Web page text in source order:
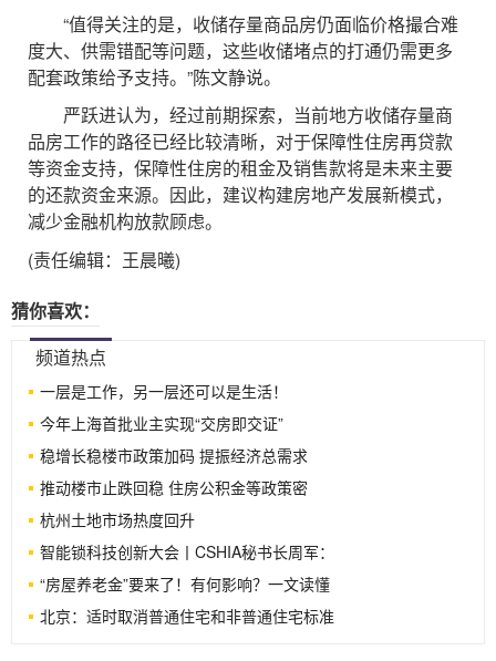
“值得关注的是，收储存量商品房仍面临价格撮合难
度大、供需错配等问题，这些收储堵点的打通仍需更多
配套政策给予支持。”陈文静说。
严跃进认为，经过前期探索，当前地方收储存量商
品房工作的路径已经比较清晰，对于保障性住房再贷款
等资金支持，保障性住房的租金及销售款将是未来主要
的还款资金来源。因此，建议构建房地产发展新模式，
减少金融机构放款顾虑。
(责任编辑：王晨曦)
猜你喜欢：
频道热点
一层是工作，另一层还可以是生活！
今年上海首批业主实现“交房即交证”
稳增长稳楼市政策加码 提振经济总需求
推动楼市止跌回稳 住房公积金等政策密
杭州土地市场热度回升
智能锁科技创新大会丨CSHIA秘书长周军：
“房屋养老金”要来了！有何影响？一文读懂
北京：适时取消普通住宅和非普通住宅标准